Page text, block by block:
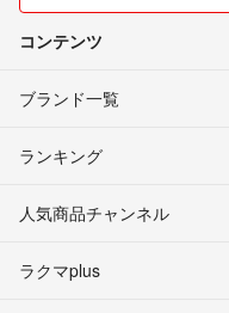
コンテンツ
ブランド一覧
ランキング
人気商品チャンネル
ラクマplus